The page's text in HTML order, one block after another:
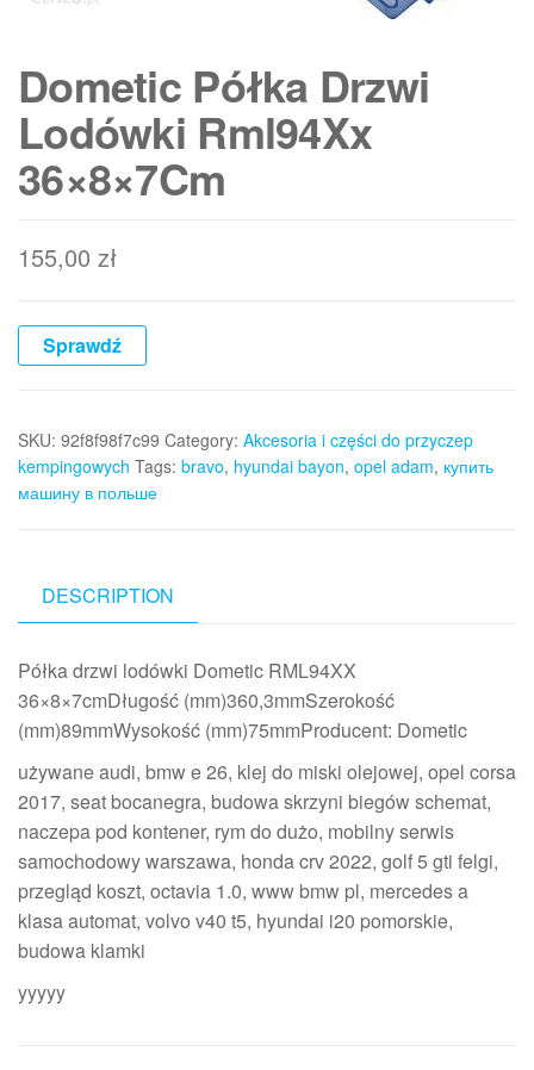
Dometic Półka Drzwi
Lodówki Rml94Xx
36×8×7Cm
155,00 zł
Sprawdź
SKU: 92f8f98f7c99 Category: Akcesoria i części do przyczep
kempingowych Tags: bravo, hyundai bayon, opel adam, купить
машину в польше
DESCRIPTION
Półka drzwi lodówki Dometic RML94XX
36×8×7cmDługość (mm)360,3mmSzerokość
(mm)89mmWysokość (mm)75mmProducent: Dometic
używane audi, bmw e 26, klej do miski olejowej, opel corsa
2017, seat bocanegra, budowa skrzyni biegów schemat,
naczepa pod kontener, rym do dużo, mobilny serwis
samochodowy warszawa, honda crv 2022, golf 5 gti felgi,
przegląd koszt, octavia 1.0, www bmw pl, mercedes a
klasa automat, volvo v40 t5, hyundai i20 pomorskie,
budowa klamki
yyyyy